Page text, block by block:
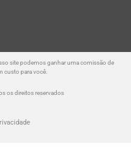
site podemos ganhar uma comissão de
custo para você.
os direitos reservados